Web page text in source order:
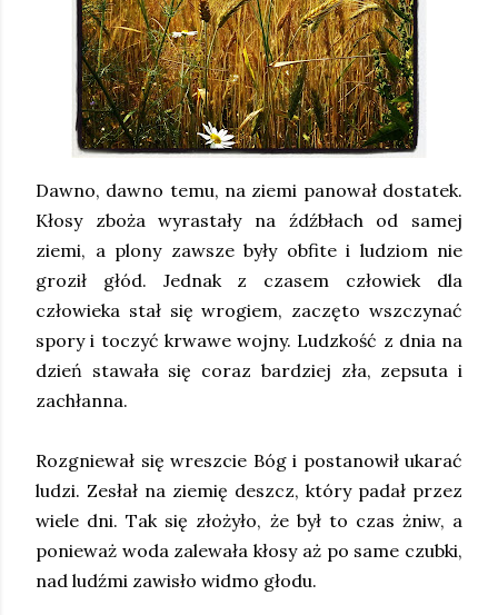
Dawno, dawno temu, na ziemi panował dostatek.
Kłosy zboża wyrastały na źdźbłach od samej
ziemi, a plony zawsze były obfite i ludziom nie
groził głód. Jednak z czasem człowiek dla
człowieka stał się wrogiem, zaczęto wszczynać
spory i toczyć krwawe wojny. Ludzkość z dnia na
dzień stawała się coraz bardziej zła, zepsuta i
zachłanna.
Rozgniewał się wreszcie Bóg i postanowił ukarać
ludzi. Zesłał na ziemię deszcz, który padał przez
wiele dni. Tak się złożyło, że był to czas żniw, a
ponieważ woda zalewała kłosy aż po same czubki,
nad ludźmi zawisło widmo głodu.